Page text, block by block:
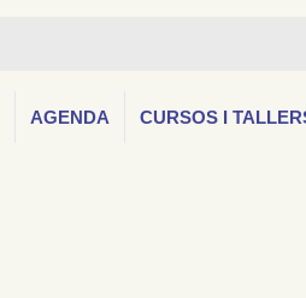
AGENDA CURSOS I